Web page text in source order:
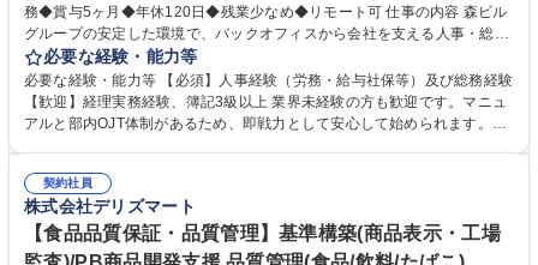
務◆賞与5ヶ月◆年休120日◆残業少なめ◆リモート可 仕事の内容 森ビル
グループの安定した環境で、バックオフィスから会社を支える人事・総務
をお任せします。 労務と総務の業務をバランスよく担当し、ゆくゆくは制
度改定などのコア業務にも挑戦できる、やりがいある環境です。 ■勤怠管
理、給与計算、社会保険手続き、年末調整等の労務管理全般 ■入退社手続
き、社内規定の改定や人事制度改定などのコア業務 ■社内イベントの企画
でも質問・相談できる環境が整っているため、安心して成長できます。 募
集職種 【森ビルG】人事・総務◆賞与5ヶ月◆年休120日◆残業少なめ◆
リモート可
必要な経験・能力等
必要な経験・能力等 【必須】人事経験（労務・給与社保等）及び総務経験
【歓迎】経理実務経験、簿記3級以上 業界未経験の方も歓迎です。マニュ
アルと部内OJT体制があるため、即戦力として安心して始められます。
務に挑戦できるため、自身の成長と組織への貢献度をダイレクトに実感で
きます。 残業少なめ、週1日リモート可など、ワークライフバランスを保
ち長期活躍できる環境です。 「これまでの幅広い経験を活かし、長期的な
キャリアを築きたい」という前向きな意欲と挑戦を全力で応援します。 学
契約社員
株式会社デリズマート
【食品品質保証・品質管理】基準構築(商品表示・工場